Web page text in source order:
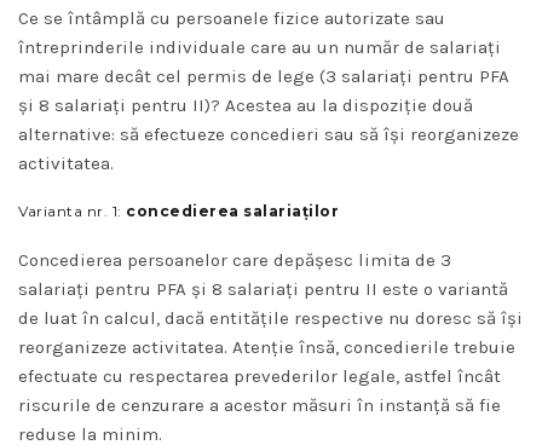
Ce se întâmplă cu persoanele fizice autorizate sau
întreprinderile individuale care au un număr de salariați
mai mare decât cel permis de lege (3 salariați pentru PFA
și 8 salariați pentru II)? Acestea au la dispoziție două
alternative: să efectueze concedieri sau să își reorganizeze
activitatea.
Varianta nr. 1: concedierea salariaților
Concedierea persoanelor care depășesc limita de 3
salariați pentru PFA și 8 salariați pentru II este o variantă
de luat în calcul, dacă entitățile respective nu doresc să își
reorganizeze activitatea. Atenție însă, concedierile trebuie
efectuate cu respectarea prevederilor legale, astfel încât
riscurile de cenzurare a acestor măsuri în instanță să fie
reduse la minim.